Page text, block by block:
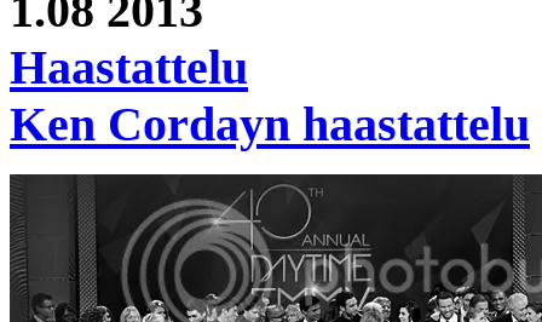
Haastattelu
Ken Cordayn haastattelu